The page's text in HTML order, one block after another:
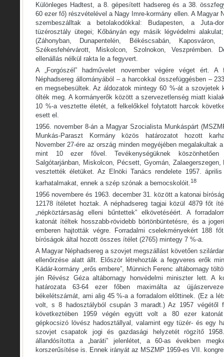
Különleges Hadtest, a 8. gépesített hadsereg és a 38.
60 ezer fő) részvételével a Nagy Imre-kormány ellen. A Magyar
szembeszálltak a betolakodókkal: Budapesten, a Juta-
tüzérosztály ütegei; Kőbányán egy másik légvédelmi
(Záhonyban, Dunapentelén, Békéscsabán, Kaposváron,
Székesfehérvárott, Miskolcon, Szolnokon, Veszprémben.
ellenállás nélkül rakta le a fegyvert.
A „Forgószél” hadművelet november végére véget ért.
Néphadsereg állományából – a harcokkal összefüggésben –
en megsebesültek. Az áldozatok mintegy 60 %-át a szovjetek
ölték meg. A kormányerők között a szervezetlenség miatt
10 %-a vesztette életét, a felkelőkkel folytatott harcok
esett el.
1956. november 8-án a Magyar Szocialista Munkáspárt
Munkás-Paraszt Kormány közös határozatot hozott
November 27-ére az ország minden megyéjében megalakultak
mint 10 ezer fővel. Tevékenységüknek köszönhetően
Salgótarjánban, Miskolcon, Pécsett, Gyomán,
vesztették életüket. Az Elnöki Tanács rendelete 1957.
karhatalmakat, ennek a szép szónak a bemocskolóit.18
1956 novembere és 1963. december 31. között a katonai
12178 ítéletet hoztak. A néphadsereg tagjai közül 4879 főt
„népköztársaság elleni bűntettek” elkövetéséért. A
katonát ítéltek hosszabb-rövidebb börtönbüntetésre, és a
emberen hajtották végre. Forradalmi cselekményekért 188
bíróságok által hozott összes ítélet (2765) mintegy 7 %-a.
A Magyar Néphadsereg a szovjet megszállást követően
ellenőrzése alatt állt. Először létrehozták a fegyveres erők
Kádár-kormány „erős embere”, Münnich Ferenc altábornagy
jén Révész Géza altábornagy honvédelmi miniszter lett. A
határozata 63-64 ezer főben maximálta az
békelétszámát, ami alig 45 %-a a forradalom előttinek. (Ez a
volt, s 8 hadosztályból csupán 3 maradt.) Az 1957 végétől
következtében 1959 végén együtt volt a 80 ezer
gépkocsizó lövész hadosztállyal, valamint egy tüzér- és egy
szovjet csapatok jogi és gazdasági helyzetét rögzítő
állandósította a „baráti” jelenlétet, a 60-as években
korszerűsítése is. Ennek irányát az MSZMP 1959-es VII.